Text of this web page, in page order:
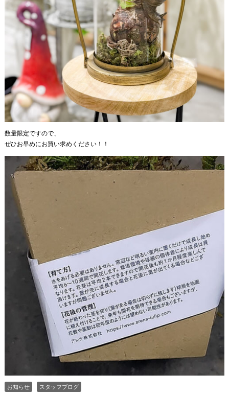
数量限定ですので、
ぜひお早めにお買い求めください！！
お知らせ スタッフブログ